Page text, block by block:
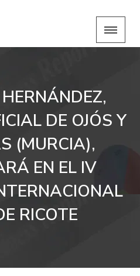
DE OJÓS Y
(MURCIA),
EN EL IV
RICOTE